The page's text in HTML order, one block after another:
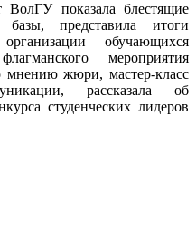
ВолГУ показала блестящие
базы, представила итоги
обучающихся
мероприятия
жюри, мастер-класс
рассказала об
студенческих лидеров